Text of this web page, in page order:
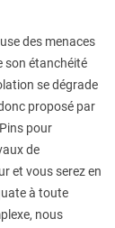
des menaces
son étanchéité
se dégrade
proposé par
pour
de
et vous serez en
à toute
nous